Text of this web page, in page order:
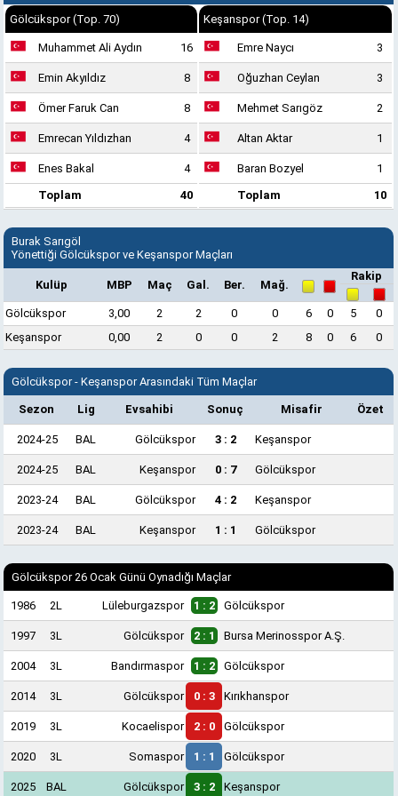
Gölcükspor (Top. 70)
Muhammet Ali Aydın 16
Emin Akyıldız 8
Ömer Faruk Can 8
Emrecan Yıldızhan 4
Enes Bakal
4
Toplam
40
Keşanspor (Top. 14)
Emre Naycı 3
Oğuzhan Ceylan 3
Mehmet Sarıgöz 2
Altan Aktar 1
Baran Bozyel
1
Toplam
10
Burak Sarıgöl
Yönettiği Gölcükspor ve Keşanspor Maçları
Kulüp MBP Maç Gal. Ber. Mağ.
Rakip
Gölcükspor 3,00 2 2 0 0 6 0 5
0
Keşanspor
0,00 2 0 0 2 8 0 6 0
Gölcükspor - Keşanspor Arasındaki Tüm Maçlar
Sezon Lig Evsahibi Sonuç Misafir Özet
2024-25 BAL Gölcükspor 3 : 2 Keşanspor
2024-25 BAL Keşanspor 0 : 7 Gölcükspor
2023-24 BAL Gölcükspor 4 : 2 Keşanspor
2023-24 BAL Keşanspor 1 : 1 Gölcükspor
Gölcükspor 26 Ocak Günü Oynadığı Maçlar
1986 2L Lüleburgazspor 1 : 2 Gölcükspor
1997 3L Gölcükspor 2 : 1 Bursa Merinosspor A.Ş.
2004 3L Bandırmaspor 1 : 2 Gölcükspor
2014 3L Gölcükspor 0 : 3 Kırıkhanspor
2019 3L Kocaelispor 2 : 0 Gölcükspor
2020 3L Somaspor 1 : 1 Gölcükspor
2025 BAL Gölcükspor 3 : 2 Keşanspor